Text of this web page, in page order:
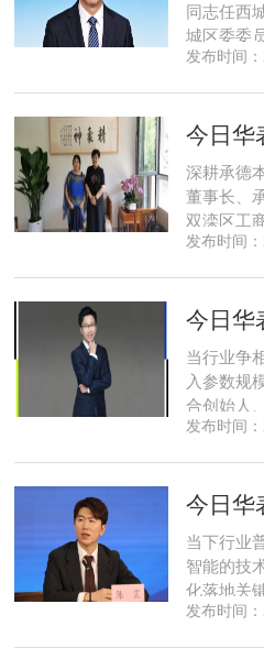
同志任西
城区委委
月，郅海
记、区长
职研究生
发布时间
深耕承德
董事长、
双滦区工
制内从业
来，三四
立足本地
发布时间
当行业争
入参数规
合创始人
条小众赛
的技术深
布局中，
发布时间
当下行业
智能的技
化落地关
享刻智能
发布时间